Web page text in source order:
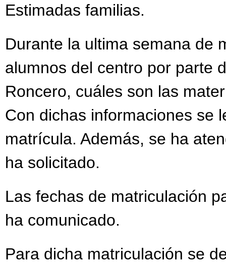
Estimadas familias.
Durante la ultima semana de
alumnos del centro por parte
Roncero, cuáles son las
Con dichas informaciones se
matrícula. Además, se ha
ha solicitado.
Las fechas de matriculación
ha comunicado.
Para dicha matriculación se